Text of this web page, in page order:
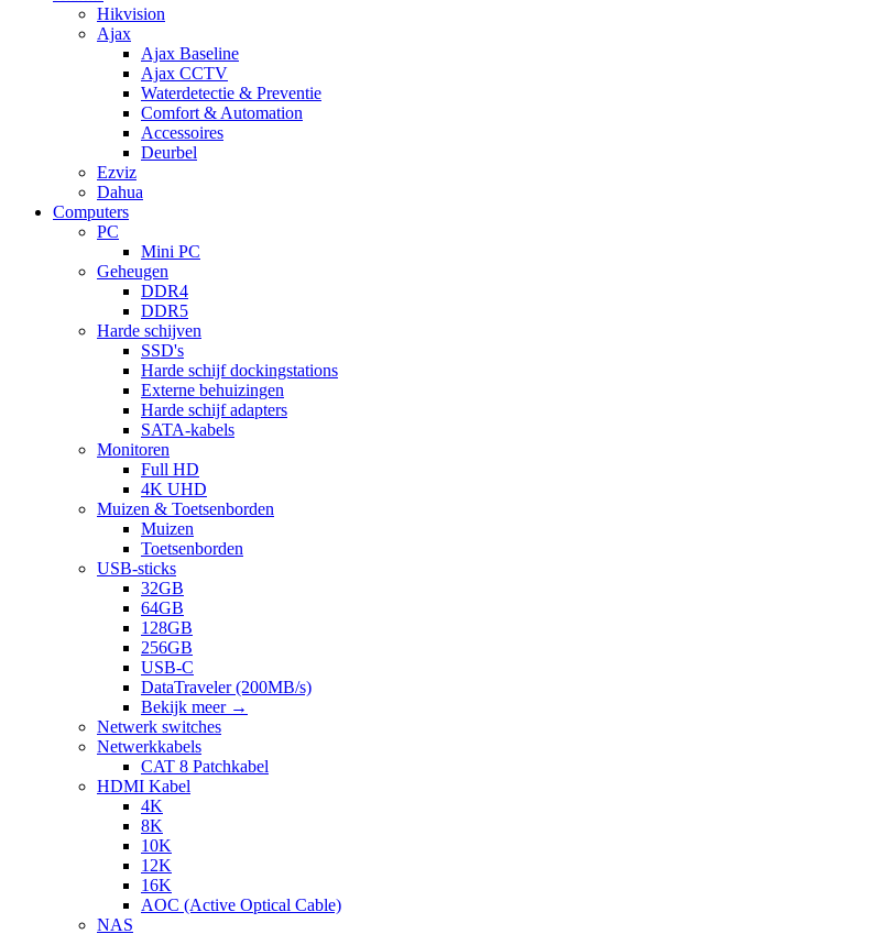
Hikvision
Ajax
Ajax Baseline
Ajax CCTV
Waterdetectie & Preventie
Comfort & Automation
Accessoires
Deurbel
Ezviz
Dahua
Computers
PC
Mini PC
Geheugen
DDR4
DDR5
Harde schijven
SSD's
Harde schijf dockingstations
Externe behuizingen
Harde schijf adapters
SATA-kabels
Monitoren
Full HD
4K UHD
Muizen & Toetsenborden
Muizen
Toetsenborden
USB-sticks
32GB
64GB
128GB
256GB
USB-C
DataTraveler (200MB/s)
Bekijk meer →
Netwerk switches
Netwerkkabels
CAT 8 Patchkabel
HDMI Kabel
4K
8K
10K
12K
16K
AOC (Active Optical Cable)
NAS